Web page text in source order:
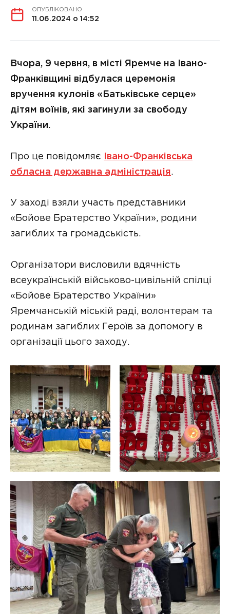
ОПУБЛІКОВАНО
11.06.2024 о 14:52
Вчора, 9 червня, в місті Яремче на Івано-
Франківщині відбулася церемонія
вручення кулонів «Батьківське серце»
дітям воїнів, які загинули за свободу
України.
Про це повідомляє
Івано-Франківська
обласна державна адміністрація.
У заході взяли участь представники
«Бойове Братерство України», родини
загиблих та громадськість.
Організатори висловили вдячність
всеукраїнській військово-цивільній спілці
«Бойове Братерство України»
Яремчанській міській раді, волонтерам та
родинам загиблих Героїв за допомогу в
організації цього заходу.